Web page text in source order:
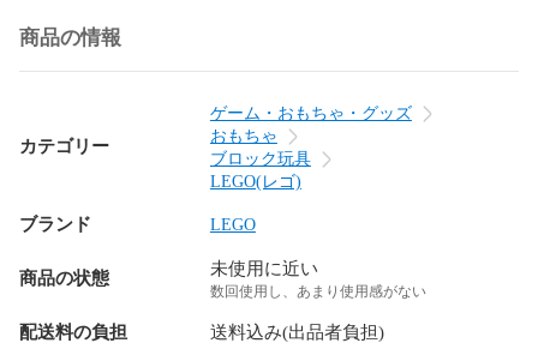
商品の情報
カテゴリー
ゲーム・おもちゃ・グッズ
おもちゃ
ブロック玩具
LEGO(レゴ)
ブランド LEGO
商品の状態 未使用に近い
数回使用し、あまり使用感がない
配送料の負担 送料込み(出品者負担)